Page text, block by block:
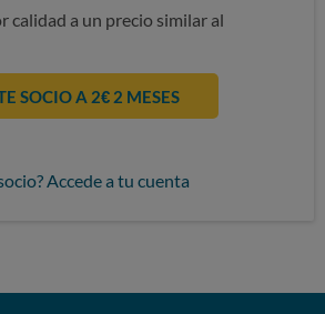
calidad a un precio similar al
SOCIO A 2€ 2 MESES
Accede a tu cuenta